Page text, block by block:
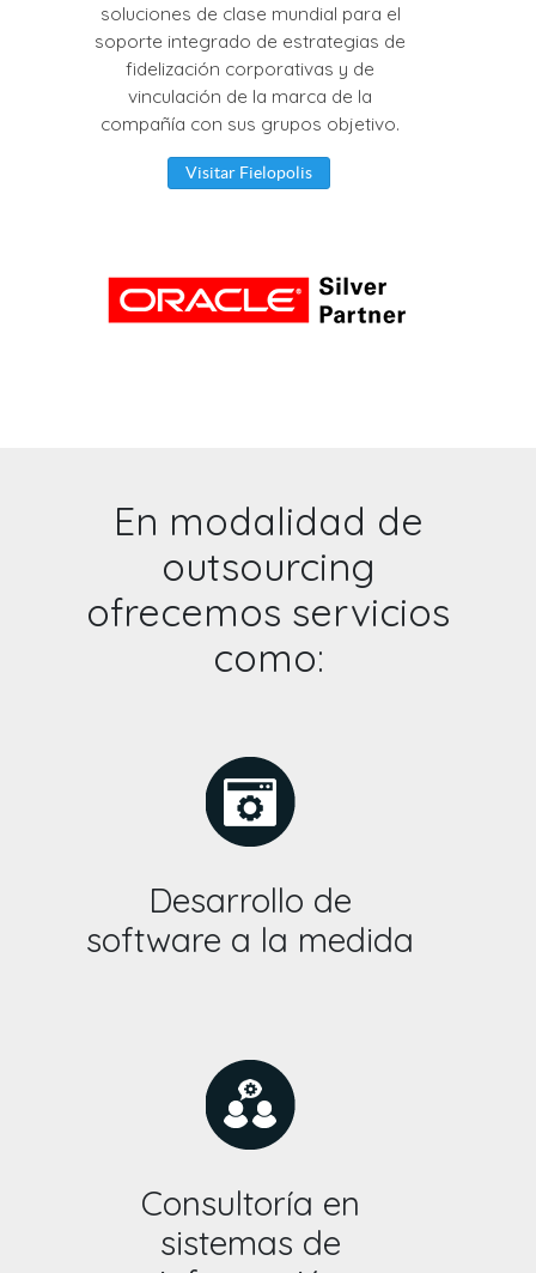
soluciones de clase mundial para el
soporte integrado de estrategias de
fidelización corporativas y de
vinculación de la marca de la
compañía con sus grupos objetivo.
Visitar Fielopolis
En modalidad de
outsourcing
ofrecemos servicios
como:
Desarrollo de
software a la medida
Consultoría en
sistemas de